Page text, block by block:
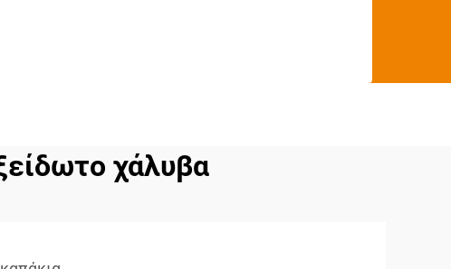
χάλυβα